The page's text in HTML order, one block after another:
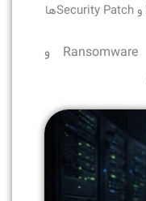
کاهش ریسک نفوذ، Ransomware و